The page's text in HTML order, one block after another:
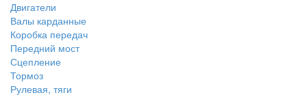
Двигатели
Валы карданные
Коробка передач
Передний мост
Сцепление
Тормоз
Рулевая, тяги